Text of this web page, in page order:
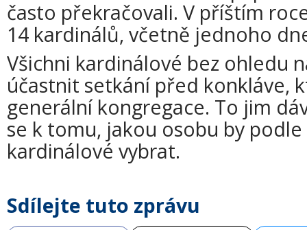
často překračovali. V příštím
14 kardinálů, včetně jednoho
Všichni kardinálové bez ohledu
účastnit setkání před konkláve,
generální kongregace. To jim
se k tomu, jakou osobu by
kardinálové vybrat.
Sdílejte tuto zprávu